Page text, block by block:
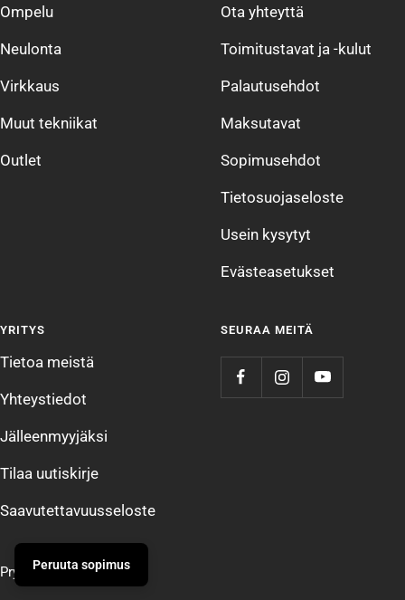
Ompelu
Neulonta
Virkkaus
Muut tekniikat
Outlet
Ota yhteyttä
Toimitustavat ja -kulut
Palautusehdot
Maksutavat
Sopimusehdot
Tietosuojaseloste
Usein kysytyt
Evästeasetukset
YRITYS
Tietoa meistä
Yhteystiedot
Jälleenmyyjäksi
Tilaa uutiskirje
Saavutettavuusseloste
SEURAA MEITÄ
Prym Peruuta sopimus